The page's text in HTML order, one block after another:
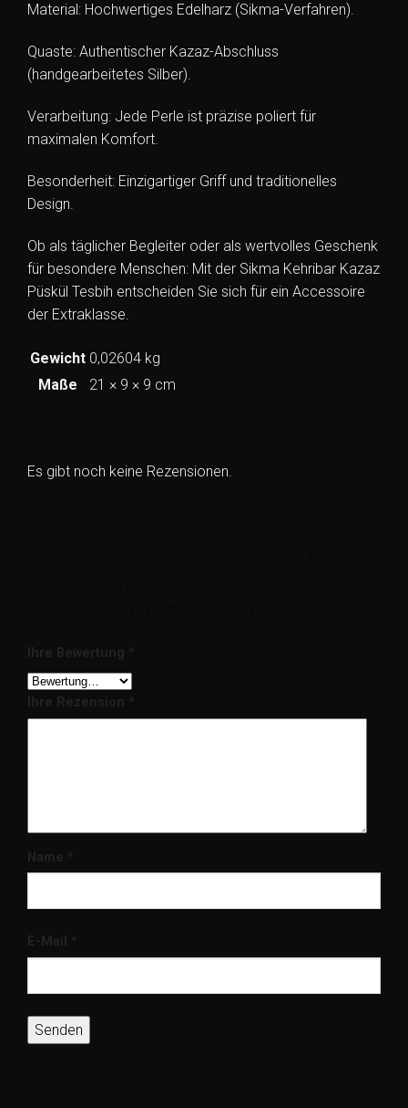
Material: Hochwertiges Edelharz (Sikma-Verfahren).
Quaste: Authentischer Kazaz-Abschluss
(handgearbeitetes Silber).
Verarbeitung: Jede Perle ist präzise poliert für
maximalen Komfort.
Besonderheit: Einzigartiger Griff und traditionelles
Design.
Ob als täglicher Begleiter oder als wertvolles Geschenk
für besondere Menschen: Mit der Sikma Kehribar Kazaz
Püskül Tesbih entscheiden Sie sich für ein Accessoire
der Extraklasse.
Gewicht 0,02604 kg
Maße
21 × 9 × 9 cm
Es gibt noch keine Rezensionen.